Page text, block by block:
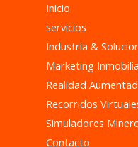
Inicio
servicios
Industria &
Marketing
Realidad
Recorridos
Simuladores
Contacto